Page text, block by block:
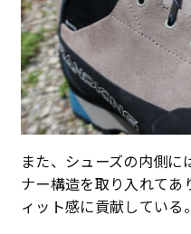
また、シューズの内側に
ナー構造を取り入れてあ
ィット感に貢献している。